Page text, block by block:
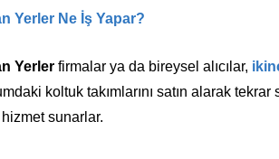
Yerler Ne İş Yapar?
Yerler firmalar ya da bireysel alıcılar,
koltuk takımlarını satın alarak
sunarlar.